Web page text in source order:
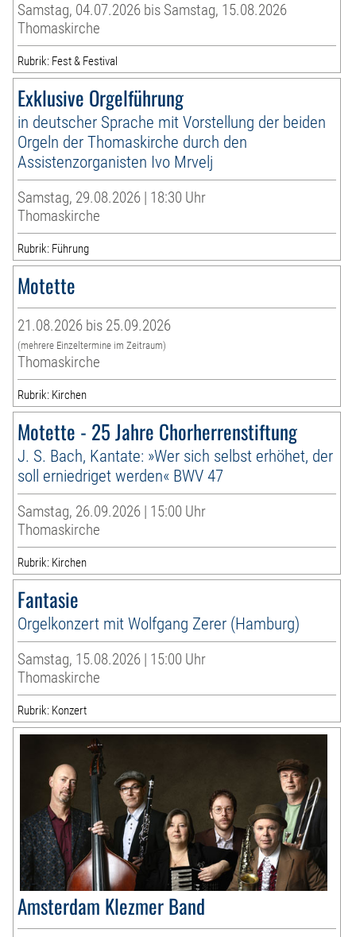
Samstag, 04.07.2026 bis Samstag, 15.08.2026
Thomaskirche
Rubrik: Fest & Festival
Exklusive Orgelführung
in deutscher Sprache mit Vorstellung der beiden
Orgeln der Thomaskirche durch den
Assistenzorganisten Ivo Mrvelj
Samstag, 29.08.2026 | 18:30 Uhr
Thomaskirche
Rubrik: Führung
Motette
21.08.2026 bis 25.09.2026
(mehrere Einzeltermine im Zeitraum)
Thomaskirche
Rubrik: Kirchen
Motette - 25 Jahre Chorherrenstiftung
J. S. Bach, Kantate: »Wer sich selbst erhöhet, der
soll erniedriget werden« BWV 47
Samstag, 26.09.2026 | 15:00 Uhr
Thomaskirche
Rubrik: Kirchen
Fantasie
Orgelkonzert mit Wolfgang Zerer (Hamburg)
Samstag, 15.08.2026 | 15:00 Uhr
Thomaskirche
Rubrik: Konzert
Amsterdam Klezmer Band